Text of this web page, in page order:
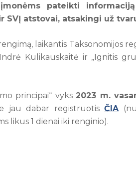
pateikti
SVĮ atstovai, atsakingi už
laikantis Taksonomijos
Kulikauskaitė ir „Ignitis
principai“ vyks 2023 m.
jau dabar registruotisČIA
likus 1 dienai iki renginio).